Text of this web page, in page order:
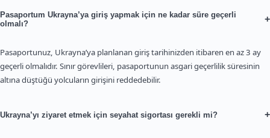
Pasaportum Ukrayna’ya giriş yapmak için ne kadar süre geçerli
olmalı?
+
Pasaportunuz, Ukrayna’ya planlanan giriş tarihinizden itibaren en az 3 ay
geçerli olmalıdır. Sınır görevlileri, pasaportunun asgari geçerlilik süresinin
altına düştüğü yolcuların girişini reddedebilir.
Ukrayna’yı ziyaret etmek için seyahat sigortası gerekli mi? +